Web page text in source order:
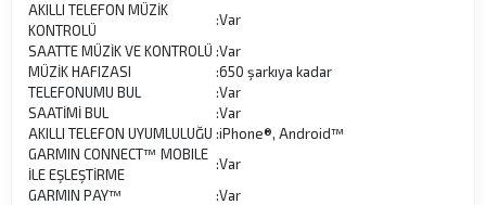
AKILLI TELEFON MÜZİK
KONTROLÜ
:Var
SAATTE MÜZİK VE KONTROLÜ :Var
MÜZİK HAFIZASI
:650 şarkıya kadar
TELEFONUMU BUL
:Var
SAATİMİ BUL
:Var
AKILLI TELEFON UYUMLULUĞU :iPhone®, Android™
GARMIN CONNECT™ MOBILE
İLE EŞLEŞTİRME
:Var
GARMIN PAY™
:Var